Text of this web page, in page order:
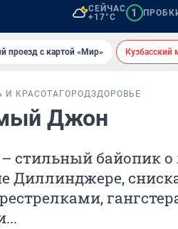
СЕЙЧАС
+17°C
1
проезд с картой «Мир» Кузбасский
И КРАСОТА ГОРОДЗДОРОВЬЕ
Джон
стильный байопик о
Диллинджере,